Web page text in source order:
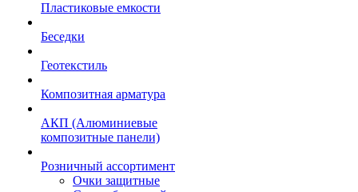
Пластиковые емкости
Беседки
Геотекстиль
Композитная арматура
АКП (Алюминиевые
композитные панели)
Розничный ассортимент
Очки защитные